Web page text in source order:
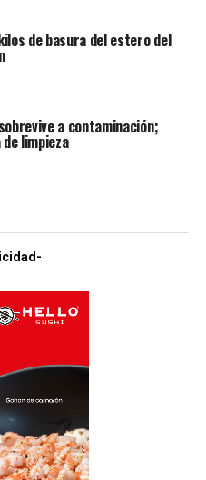
de basura del estero del
a contaminación;
limpieza